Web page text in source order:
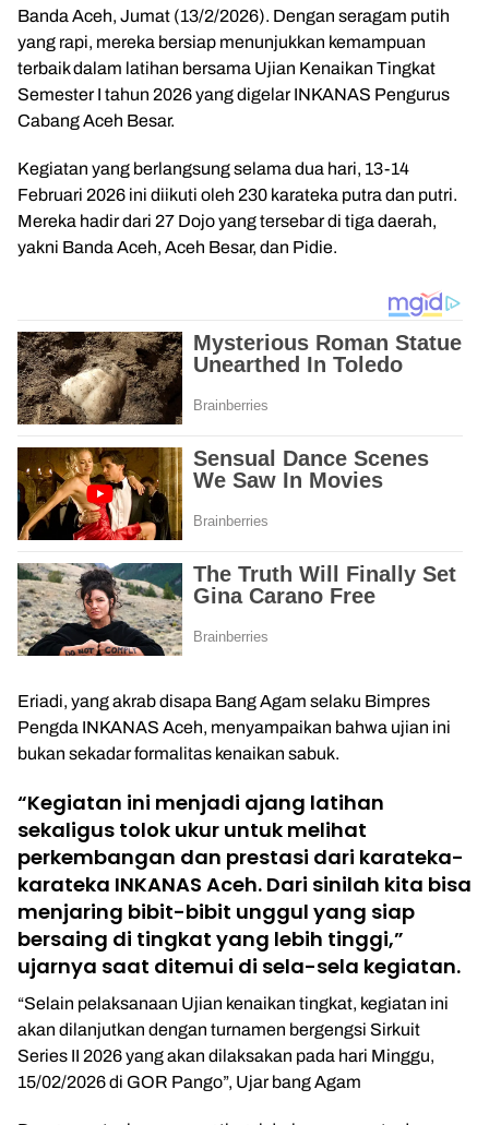
Banda Aceh, Jumat (13/2/2026). Dengan seragam putih
yang rapi, mereka bersiap menunjukkan kemampuan
terbaik dalam latihan bersama Ujian Kenaikan Tingkat
Semester I tahun 2026 yang digelar INKANAS Pengurus
Cabang Aceh Besar.
Kegiatan yang berlangsung selama dua hari, 13-14
Februari 2026 ini diikuti oleh 230 karateka putra dan putri.
Mereka hadir dari 27 Dojo yang tersebar di tiga daerah,
yakni Banda Aceh, Aceh Besar, dan Pidie.
Eriadi, yang akrab disapa Bang Agam selaku Bimpres
Pengda INKANAS Aceh, menyampaikan bahwa ujian ini
bukan sekadar formalitas kenaikan sabuk.
“Kegiatan ini menjadi ajang latihan
sekaligus tolok ukur untuk melihat
perkembangan dan prestasi dari karateka-
karateka INKANAS Aceh. Dari sinilah kita bisa
menjaring bibit-bibit unggul yang siap
bersaing di tingkat yang lebih tinggi,”
ujarnya saat ditemui di sela-sela kegiatan.
“Selain pelaksanaan Ujian kenaikan tingkat, kegiatan ini
akan dilanjutkan dengan turnamen bergengsi Sirkuit
Series II 2026 yang akan dilaksakan pada hari Minggu,
15/02/2026 di GOR Pango”, Ujar bang Agam